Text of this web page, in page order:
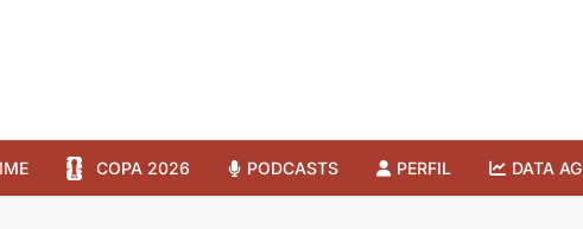
COPA 2026 PODCASTS PERFIL DATA AG